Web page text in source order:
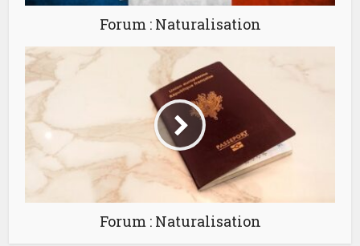
Forum : Naturalisation
Forum : Naturalisation